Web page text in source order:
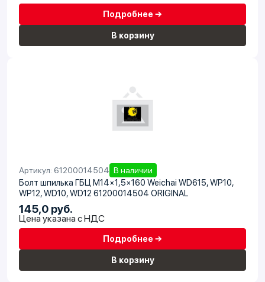
Подробнее →
В корзину
Артикул: 61200014504 В наличии
Болт шпилька ГБЦ М14×1,5×160 Weichai WD615, WP10,
WP12, WD10, WD12 61200014504 ORIGINAL
145,0 руб.
Цена указана с НДС
Подробнее →
В корзину